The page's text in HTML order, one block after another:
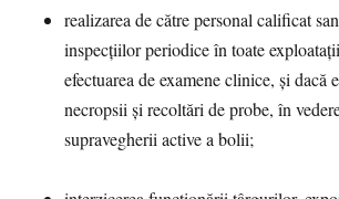
realizarea de către personal calificat
inspecțiilor periodice în toate
efectuarea de examene clinice, și dacă
necropsii și recoltări de probe, în
supravegherii active a bolii;